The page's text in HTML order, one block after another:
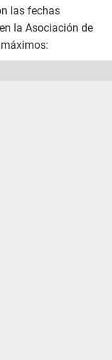
las fechas
la Asociación de